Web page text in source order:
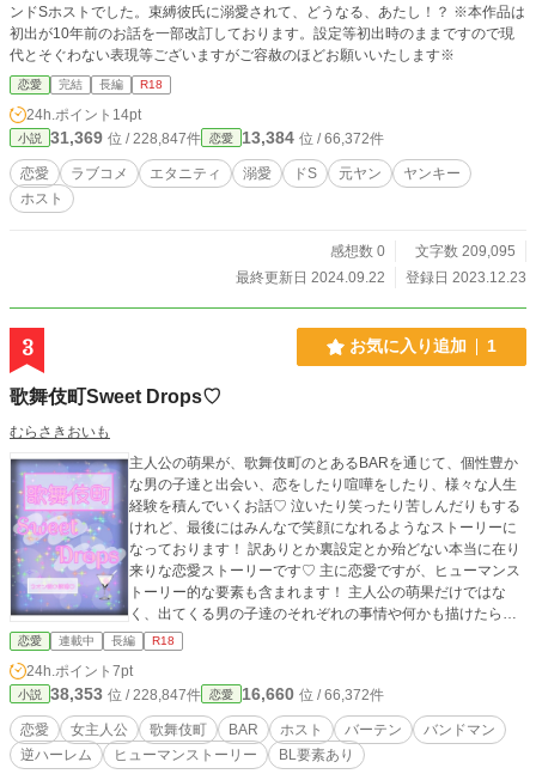
ンドSホストでした。束縛彼氏に溺愛されて、どうなる、あたし！？ ※本作品は
初出が10年前のお話を一部改訂しております。設定等初出時のままですので現
代とそぐわない表現等ございますがご容赦のほどお願いいたします※
恋愛 完結 長編 R18
24h.ポイント 14pt
小説 31,369 位 / 228,847件 恋愛 13,384 位 / 66,372件
恋愛 ラブコメ エタニティ 溺愛 ドS 元ヤン
ヤンキー
ホスト
感想数 0
文字数 209,095
最終更新日 2024.09.22
登録日 2023.12.23
3 お気に入り追加 1
歌舞伎町Sweet Drops♡
むらさきおいも
主人公の萌果が、歌舞伎町のとあるBARを通じて、個性豊か
な男の子達と出会い、恋をしたり喧嘩をしたり、様々な人生
経験を積んでいくお話♡ 泣いたり笑ったり苦しんだりもする
けれど、最後にはみんなで笑顔になれるようなストーリーに
なっております！ 訳ありとか裏設定とか殆どない本当に在り
来りな恋愛ストーリーです♡ 主に恋愛ですが、ヒューマンス
トーリー的な要素も含まれます！ 主人公の萌果だけではな
く、出てくる男の子達のそれぞれの事情や何かも描けたらと
思っています！ 【あらすじ】 主人公の萌果(もか)は都内でコ
ールセンターの仕事をしながら都心から少し離れた実家で暮
らす普通の女の子。 だけど萌果には実家を今すぐに出たい事
情があり、親に内緒で週末だけ知り合いのスナックで働かせ
てもらっているのだ。 そしてある日の夜。 スナックの仕事を
終えて終電で帰宅しようと足早に駅に向かっている途中、あ
る男の子に声をかけられ終電を逃しそうになってしまう。 早
恋愛 連載中 長編 R18
24h.ポイント 7pt
小説 38,353 位 / 228,847件 恋愛 16,660 位 / 66,372件
恋愛 女主人公 歌舞伎町 BAR ホスト バーテン
バンドマン
逆ハーレム
ヒューマンストーリー BL要素あり